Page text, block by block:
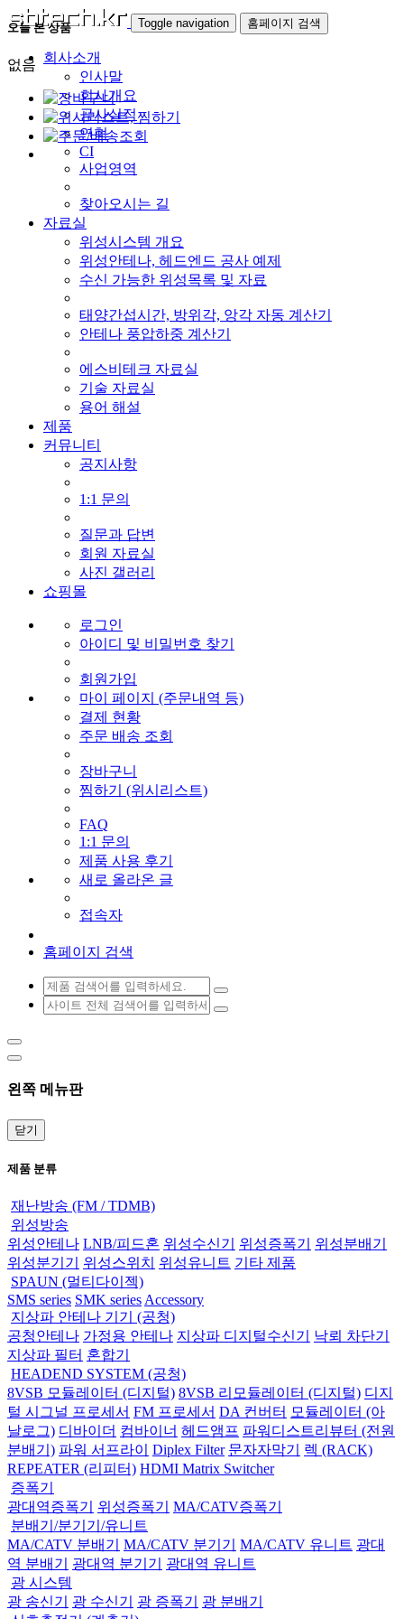
Toggle navigation 홈페이지 검색
회사소개
인사말
회사개요
공사실적
연혁
CI
사업영역
찾아오시는 길
자료실
위성시스템 개요
위성안테나, 헤드엔드 공사 예제
수신 가능한 위성목록 및 자료
태양간섭시간, 방위각, 앙각 자동 계산기
안테나 풍압하중 계산기
에스비테크 자료실
기술 자료실
용어 해설
제품
커뮤니티
공지사항
1:1 문의
질문과 답변
회원 자료실
사진 갤러리
쇼핑몰
로그인
아이디 및 비밀번호 찾기
회원가입
마이 페이지 (주문내역 등)
결제 현황
주문 배송 조회
장바구니
찜하기 (위시리스트)
FAQ
1:1 문의
제품 사용 후기
새로 올라온 글
접속자
홈페이지 검색
왼쪽 메뉴판
닫기
제품 분류
재난방송 (FM / TDMB)
위성방송
위성안테나 LNB/피드혼 위성수신기 위성증폭기
위성분배기
위성분기기
위성스위치 위성유니트 기타 제품
SPAUN (멀티다이젝)
SMS series SMK series Accessory
지상파 안테나 기기 (공청)
공청안테나 가정용 안테나 지상파 디지털수신기
낙뢰 차단기
지상파 필터 혼합기
HEADEND SYSTEM (공청)
8VSB 모듈레이터 (디지털) 8VSB 리모듈레이터 (디지털) 디지
털 시그널 프로세서 FM 프로세서 DA 컨버터 모듈레이터 (아
날로그) 디바이더 컴바이너 헤드앰프 파워디스트리뷰터 (전원
분배기) 파워 서프라이 Diplex Filter 문자자막기
렉 (RACK)
REPEATER (리피터) HDMI Matrix Switcher
증폭기
광대역증폭기
위성증폭기
MA/CATV증폭기
분배기/분기기/유니트
MA/CATV 분배기
MA/CATV 분기기 MA/CATV 유니트 광대
역 분배기
광대역 분기기
광대역 유니트
광 시스템
광 송신기
광 수신기 광 증폭기
광 분배기
오늘 본 상품
없음